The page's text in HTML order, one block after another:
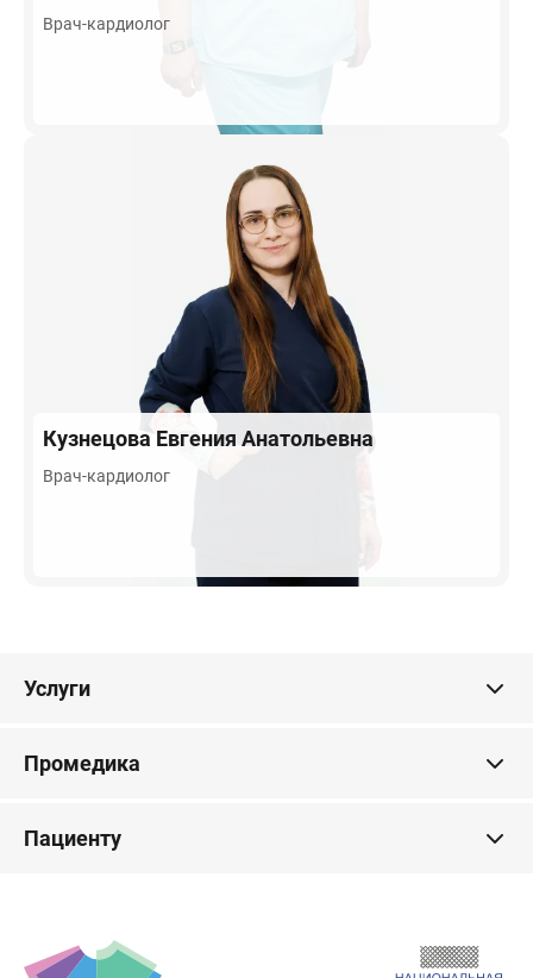
Врач-кардиолог
КузнецоваЕвгения Анатольевна
Врач-кардиолог
Услуги
Промедика
Пациенту